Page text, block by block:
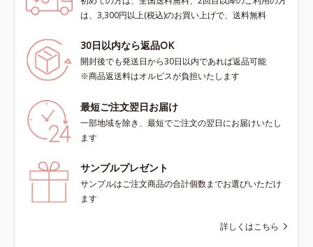
は、3,300円以上(税込)のお買い上げで、送料無料
30日以内なら返品OK
開封後でも発送日から30日以内であれば返品可能
※商品返送料はオルビスが負担いたします
最短ご注文翌日お届け
一部地域を除き、最短でご注文の翌日にお届けいたし
ます
サンプルプレゼント
サンプルはご注文商品の合計個数までお選びいただけ
ます
詳しくはこちら